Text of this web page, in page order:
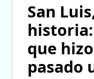
San
que
pasado